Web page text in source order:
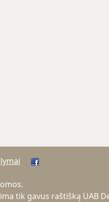
tik gavus raštišką UAB